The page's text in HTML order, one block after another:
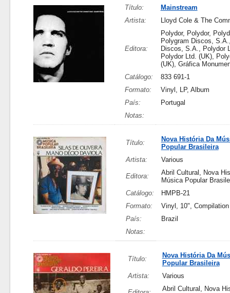
Título:
Mainstream
Artista:
Lloyd Cole & The
Editora:
Polydor, Polydor,
Polygram Discos,
Discos, S.A., Polydor
Polydor Ltd. (UK),
(UK), Gráfica
Catálogo:
833 691-1
Formato:
Vinyl, LP, Album
País:
Portugal
Notas:
Título:
Nova História Da
Popular Brasileira
Artista:
Various
Editora:
Abril Cultural, Nova
Música Popular
Catálogo:
HMPB-21
Formato:
Vinyl, 10", Compilation
País:
Brazil
Notas:
Título:
Nova História Da
Popular Brasileira
Artista:
Various
Abril Cultural, Nova